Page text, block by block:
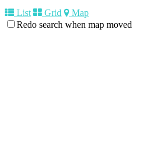
List
Grid
Map
Redo search when map moved